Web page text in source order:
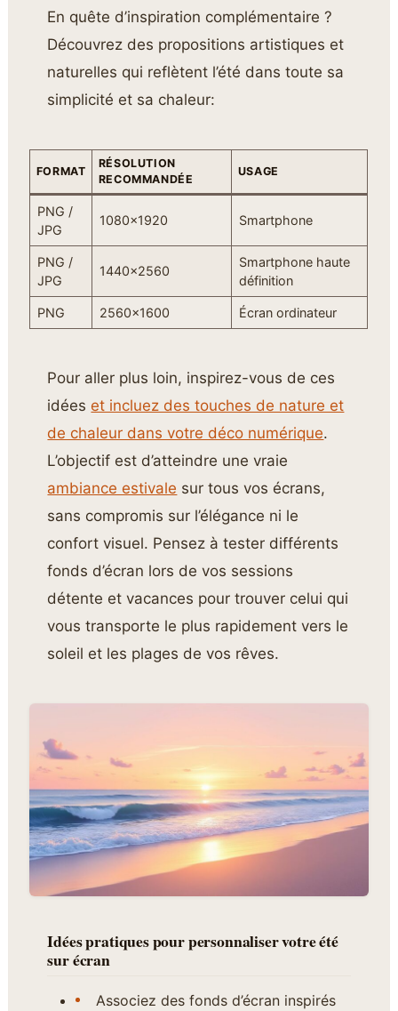
En quête d’inspiration complémentaire ?
Découvrez des propositions artistiques et
naturelles qui reflètent l’été dans toute sa
simplicité et sa chaleur:
FORMAT
RÉSOLUTION
RECOMMANDÉE
USAGE
PNG /
JPG
1080×1920 Smartphone
PNG /
JPG
1440×2560
Smartphone haute
définition
PNG 2560×1600 Écran ordinateur
Pour aller plus loin, inspirez-vous de ces
idées et incluez des touches de nature et
de chaleur dans votre déco numérique.
L’objectif est d’atteindre une vraie
ambiance estivale sur tous vos écrans,
sans compromis sur l’élégance ni le
confort visuel. Pensez à tester différents
fonds d’écran lors de vos sessions
détente et vacances pour trouver celui qui
vous transporte le plus rapidement vers le
soleil et les plages de vos rêves.
Idées pratiques pour personnaliser votre été
sur écran
Associez des fonds d’écran inspirés